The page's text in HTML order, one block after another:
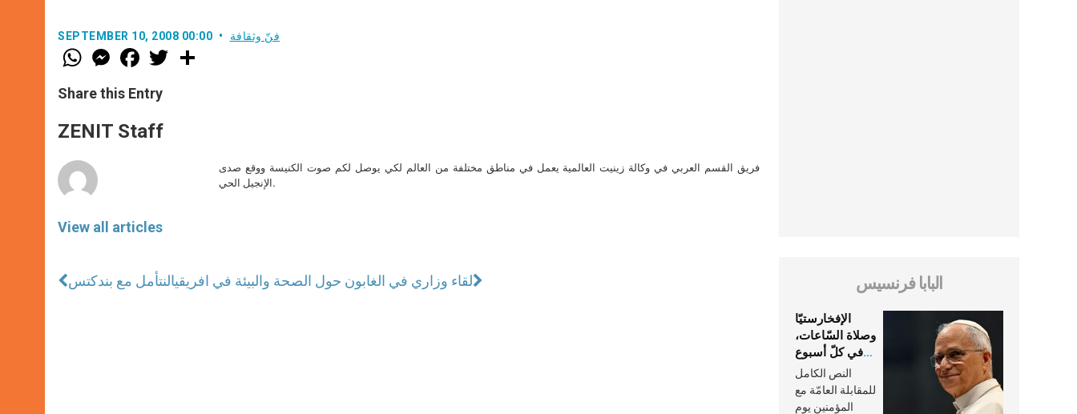
SEPTEMBER 10, 2008 00:00 فنّ وثقافة
W
h
t
s
p
p
M
e
s
e
g
e
F
a
e
b
o
k
w
Share this Entry
ZENIT Staff
View all articles
فريق القسم العربي في وكالة زينيت العالمية يعمل في مناطق مختلفة من العالم لكي يوصل لكم صوت الكنيسة ووقع صدى
الإنجيل الحي.
لنتأمل مع بندكتسلقاء وزاري في الغابون حول الصحة والبيئة في افريقيا البابا فرنسيس
الإفخارستيّا
وصلاة السّاعات،
في كلّ أسبوع
وكلّ يوم، هما
النَّفَس في حياة
الكنيسة
النص الكامل
للمقابلة العامّة مع
المؤمنين يوم